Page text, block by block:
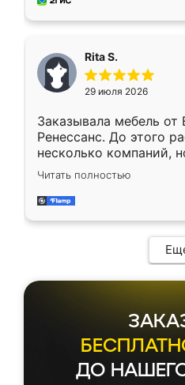
каких-либо доработок.
довольна, все
Rita S.
29 июля 2026
Заказывала мебель от
Ренессанс. До этого
несколько компаний,
эту. Сначала
приехал замерщик,
и снял размеры.
мебель сразу встала
каких-либо
довольна, все
Читать полностью
ДО